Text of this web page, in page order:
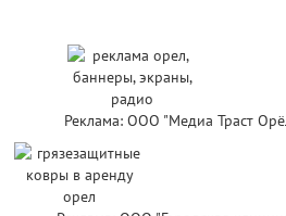
Реклама: ООО "Медиа Траст